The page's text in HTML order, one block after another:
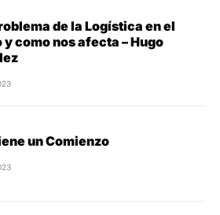
de la Logística en el
y como nos afecta – Hugo
un Comienzo